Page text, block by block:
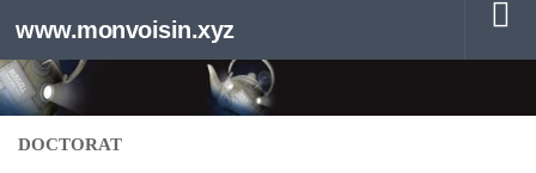
Au dessous du contenu
www.monvoisin.xyz
DOCTORAT